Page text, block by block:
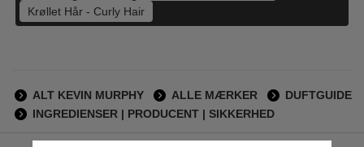
Krøllet Hår - Curly Hair
ALT KEVIN MURPHY ALLE MÆRKER
DUFTGUIDE
INGREDIENSER | PRODUCENT | SIKKERHED